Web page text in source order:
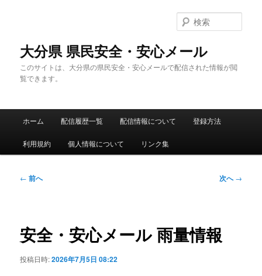
大分県 県民安全・安心メール
このサイトは、大分県の県民安全・安心メールで配信された情報が閲
覧できます。
索
メ
ホーム 配信履歴一覧 配信情報について 登録方法
利用規約 個人情報について リンク集
投
ゲ
ー
ョ
← 前へ 次へ→
安全・安心メール 雨量情報
投稿日時:2026年7月5日 08:22